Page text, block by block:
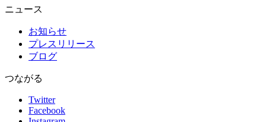
ニュース
お知らせ
プレスリリース
ブログ
つながる
Twitter
Facebook